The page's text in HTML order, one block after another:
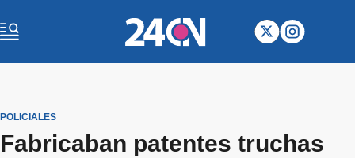
POLICIALES
Fabricaban patentes truchas